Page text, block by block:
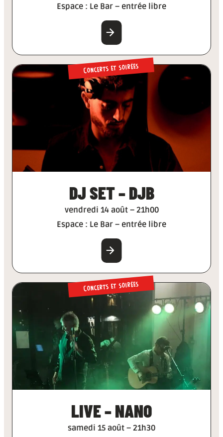
Espace : Le Bar – entrée libre
EN SAVOIR PLUS
Concerts et soirées
DJ SET – DJB
vendredi 14 août – 21h00
Espace : Le Bar – entrée libre
EN SAVOIR PLUS
Concerts et soirées
LIVE – NANO
samedi 15 août – 21h30